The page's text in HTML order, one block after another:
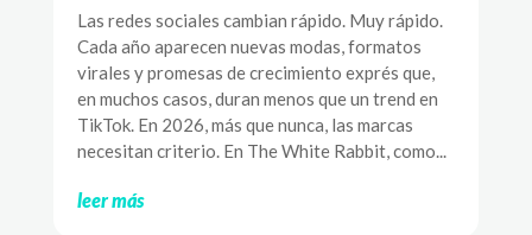
Las redes sociales cambian rápido. Muy rápido.
Cada año aparecen nuevas modas, formatos
virales y promesas de crecimiento exprés que,
en muchos casos, duran menos que un trend en
TikTok. En 2026, más que nunca, las marcas
necesitan criterio. En The White Rabbit, como...
leer más